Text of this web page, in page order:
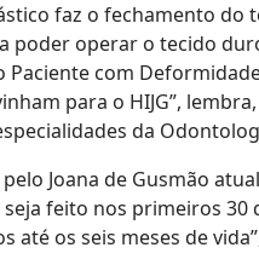
faz o fechamento do
operar o tecido
com
para o HIJG”,
da
Joana de Gusmão
feito nos primeiros
até os seis meses de